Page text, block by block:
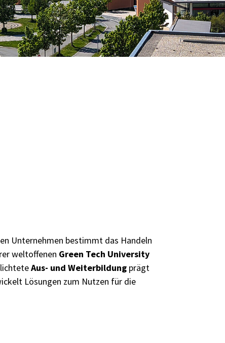
Unternehmen bestimmt das Handeln
weltoffenen Green Tech University
Aus- und Weiterbildung prägt
Lösungen zum Nutzen für die